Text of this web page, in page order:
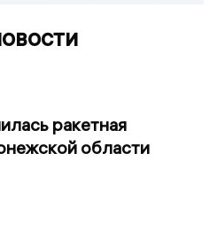
ракетная
области